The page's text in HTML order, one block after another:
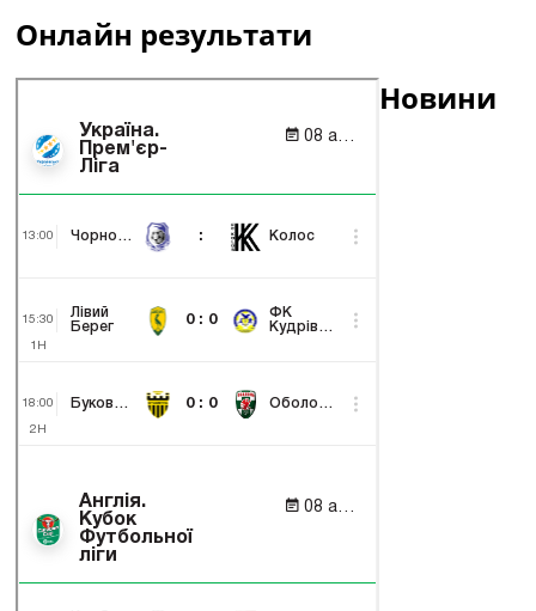
Онлайн результати
Новини